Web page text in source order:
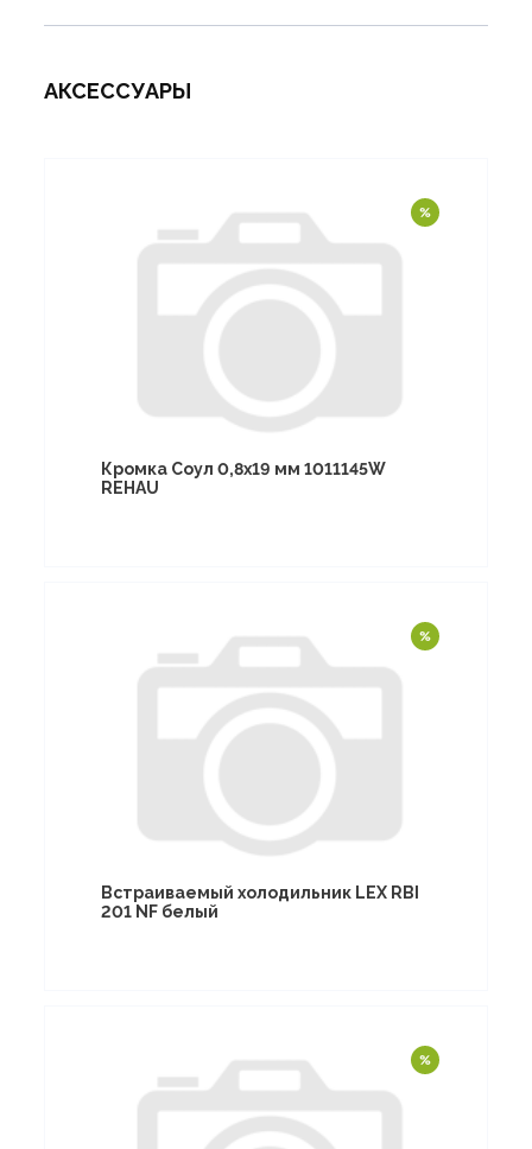
АКСЕССУАРЫ
Кромка Соул 0,8х19 мм 1011145W
REHAU
Встраиваемый холодильник LEX RBI
201 NF белый